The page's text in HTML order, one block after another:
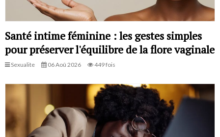
Santé intime féminine : les gestes simples
pour préserver l'équilibre de la flore vaginale
Sexualite 06 Aoû 2026 449 fois